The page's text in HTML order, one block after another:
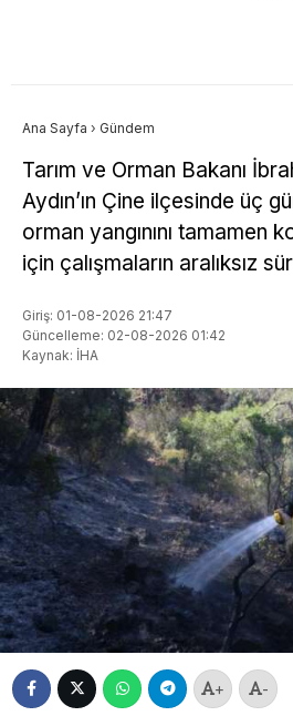
Ana Sayfa › Gündem
Tarım ve Orman Bakanı
Aydın’ın Çine ilçesinde üç
orman yangınını tamamen
için çalışmaların aralıksız
Giriş: 01-08-2026 21:47
Güncelleme: 02-08-2026 01:42
Kaynak: İHA
+ -